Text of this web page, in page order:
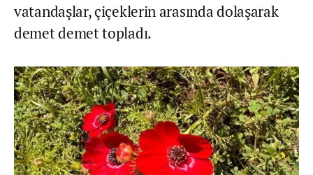
vatandaşlar, çiçeklerin arasında dolaşarak
demet demet topladı.